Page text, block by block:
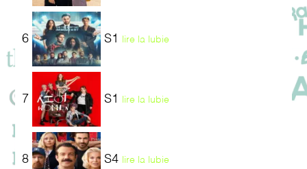
6 S1 lire la lubie
7 S1 lire la lubie
8 S4 lire la lubie